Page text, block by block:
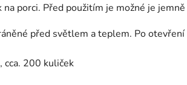
porci. Před použitím je možné je
před světlem a teplem. Po
cca. 200 kuliček